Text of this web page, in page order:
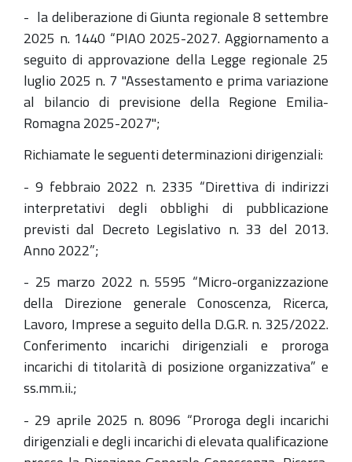
- la deliberazione di Giunta regionale 8 settembre
2025 n. 1440 “PIAO 2025-2027. Aggiornamento a
seguito di approvazione della Legge regionale 25
luglio 2025 n. 7 "Assestamento e prima variazione
al bilancio di previsione della Regione Emilia-
Romagna 2025-2027";
Richiamate le seguenti determinazioni dirigenziali:
- 9 febbraio 2022 n. 2335 “Direttiva di indirizzi
interpretativi degli obblighi di pubblicazione
previsti dal Decreto Legislativo n. 33 del 2013.
Anno 2022”;
- 25 marzo 2022 n. 5595 “Micro-organizzazione
della Direzione generale Conoscenza, Ricerca,
Lavoro, Imprese a seguito della D.G.R. n. 325/2022.
Conferimento incarichi dirigenziali e proroga
incarichi di titolarità di posizione organizzativa” e
ss.mm.ii.;
- 29 aprile 2025 n. 8096 “Proroga degli incarichi
dirigenziali e degli incarichi di elevata qualificazione